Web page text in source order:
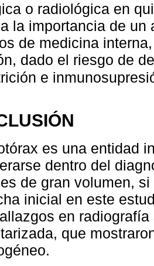
o radiológica en
la importancia de
de medicina
dado el riesgo de
e
es una entidad
dentro del
de gran volumen,
inicial en este
en
que